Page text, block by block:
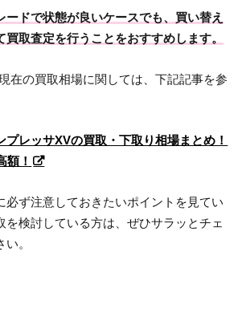
ードで状態が良いケースでも、買い替え
取査定を行うことをおすすめします。
在の買取相場に関しては、下記記事を参
プレッサXVの買取・下取り相場まとめ！
額！
必ず注意しておきたいポイントを見てい
を検討している方は、ぜひサラッとチェ
。